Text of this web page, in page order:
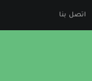
اتصل بنا